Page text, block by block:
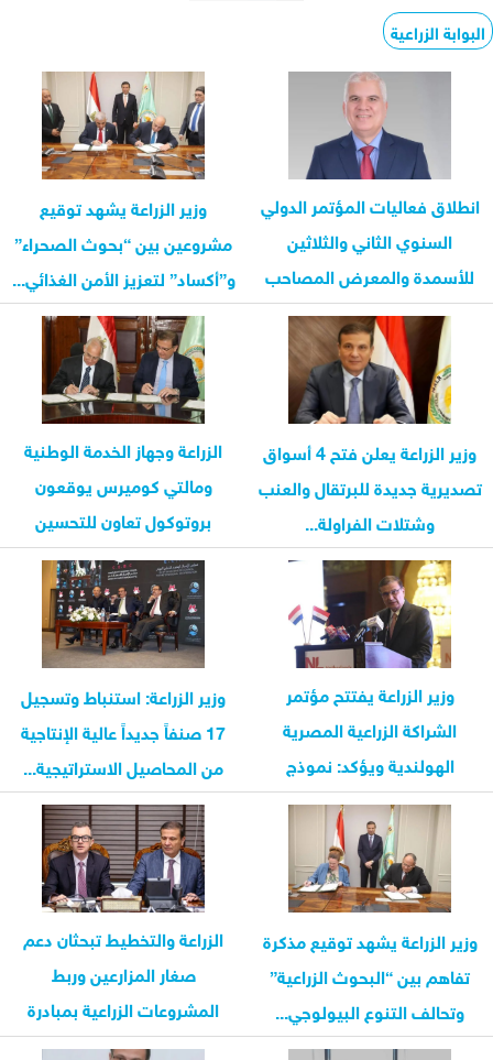
البوابة الزراعية
انطلاق فعاليات المؤتمر الدولي
السنوي الثاني والثلاثين
للأسمدة والمعرض المصاحب
للاتحاد العربي...
وزير الزراعة يشهد توقيع
مشروعين بين “بحوث الصحراء”
و”أكساد” لتعزيز الأمن الغذائي...
وزير الزراعة يعلن فتح 4 أسواق
تصديرية جديدة للبرتقال والعنب
وشتلات الفراولة...
الزراعة وجهاز الخدمة الوطنية
ومالتي كوميرس يوقعون
بروتوكول تعاون للتحسين
الوراثي للماشية
وزير الزراعة يفتتح مؤتمر
الشراكة الزراعية المصرية
الهولندية ويؤكد: نموذج
للتكامل القائم...
وزير الزراعة: استنباط وتسجيل
17 صنفاً جديداً عالية الإنتاجية
من المحاصيل الاستراتيجية...
وزير الزراعة يشهد توقيع مذكرة
تفاهم بين “البحوث الزراعية”
وتحالف التنوع البيولوجي...
الزراعة والتخطيط تبحثان دعم
صغار المزارعين وربط
المشروعات الزراعية بمبادرة
«حياة كريمة»